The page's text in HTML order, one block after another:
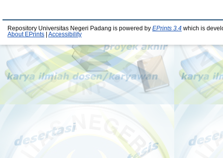
Repository Universitas Negeri Padang is powered by EPrints 3.4 which is
About EPrints
Accessibility